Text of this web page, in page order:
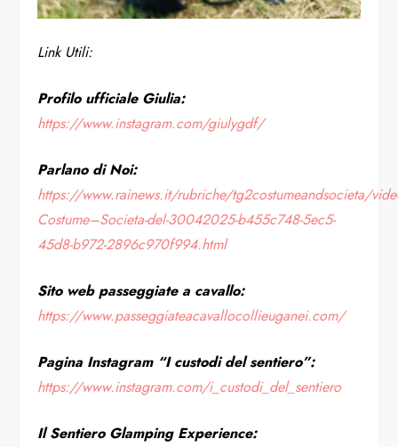
Link Utili:
Profilo ufficiale Giulia:
https://www.instagram.com/giulygdf/
Parlano di Noi:
https://www.rainews.it/rubriche/tg2costumeandsocieta/
Costume–Societa-del-30042025-b455c748-5ec5-
45d8-b972-2896c970f994.html
Sito web passeggiate a cavallo:
https://www.passeggiateacavallocollieuganei.com/
Pagina Instagram “I custodi del sentiero”:
https://www.instagram.com/i_custodi_del_sentiero
Il Sentiero Glamping Experience: